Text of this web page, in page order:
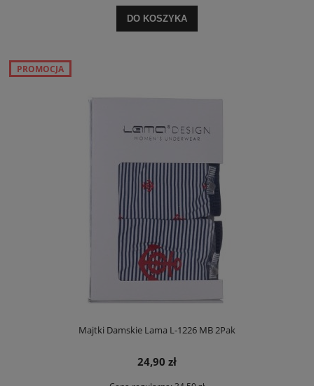
DO KOSZYKA
Majtki Damskie Lama L-1226 MB 2Pak
24,90 zł
PROMOCJA